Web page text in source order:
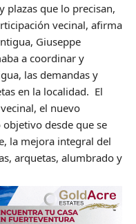
plazas que lo precisan,
vecinal, afirma
Giuseppe
a coordinar y
las demandas y
en la localidad. El
el nuevo
desde que se
la mejora integral del
arquetas, alumbrado y